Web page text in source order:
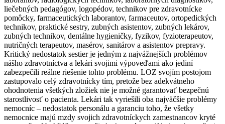
liečebných pedagógov, logopédov, technikov pre zdravotnícke
pomôcky, farmaceutických laborantov, farmaceutov, ortopedických
technikov, praktické sestry, zubných asistentov, zubných lekárov,
zubných technikov, dentálne hygieničky, fyzikov, fyzioterapeutov,
nutričných terapeutov, masérov, sanitárov a asistentov prepravy.
Kritický nedostatok sestier je jedným z najvážnejších problémov
nášho zdravotníctva a lekári svojimi výpoveďami ako jediní
zabezpečili reálne riešenie tohto problému. LOZ svojím postojom
zastupovalo celý zdravotnícky tím, pretože bez adekvátneho
ohodnotenia všetkých zložiek nie je možné garantovať bezpečnú
starostlivosť o pacienta. Lekári tak vyriešili oba najväčšie problémy
nemocníc – nedostatok personálu a garanciu toho, že všetky
nemocnice majú mzdy svojich zdravotníckych zamestnancov kryté